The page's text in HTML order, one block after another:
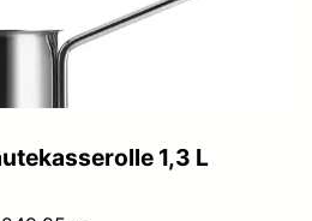
1,3 L